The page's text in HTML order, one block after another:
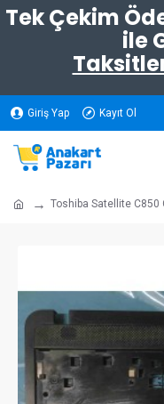
Tek Çekim
ile
Giriş Yap Kayıt Ol
Toshiba Satellite C850